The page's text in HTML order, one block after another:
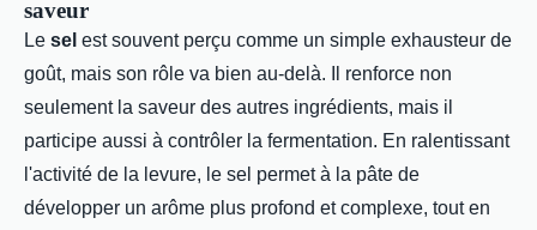
saveur
Le sel est souvent perçu comme un simple exhausteur de
goût, mais son rôle va bien au-delà. Il renforce non
seulement la saveur des autres ingrédients, mais il
participe aussi à contrôler la fermentation. En ralentissant
l'activité de la levure, le sel permet à la pâte de
développer un arôme plus profond et complexe, tout en